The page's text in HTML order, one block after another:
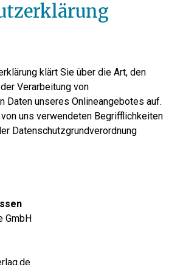
klärt Sie über die Art, den
Verarbeitung von
Daten unseres Onlineangebotes auf.
uns verwendeten Begrifflichkeiten
Datenschutzgrundverordnung
GmbH